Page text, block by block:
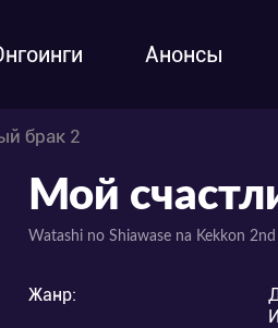
Анонсы
брак 2
Мой
Watashi no Shiawase na Kekkon 2nd
Жанр: